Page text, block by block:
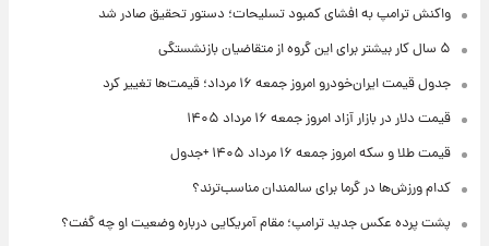
واکنش ترامپ به افشای کمبود تسلیحات؛ دستور تحقیق صادر شد
۵ سال کار بیشتر برای این گروه از متقاضیان بازنشستگی
جدول قیمت ایران‌خودرو امروز جمعه ۱۶ مرداد؛ قیمت‌ها تغییر کرد
قیمت دلار در بازار آزاد امروز جمعه ۱۶ مرداد ۱۴۰۵
قیمت طلا و سکه امروز جمعه ۱۶ مرداد ۱۴۰۵ +جدول
کدام ورزش‌ها در گرما برای سالمندان مناسب‌ترند؟
پشت پرده عکس جدید ترامپ؛ مقام آمریکایی درباره وضعیت او چه گفت؟